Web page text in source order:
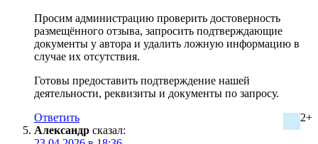
Просим администрацию проверить достоверность
размещённого отзыва, запросить подтверждающие
документы у автора и удалить ложную информацию в
случае их отсутствия.
Готовы предоставить подтверждение нашей
деятельности, реквизиты и документы по запросу.
2+
Ответить
Александр сказал: